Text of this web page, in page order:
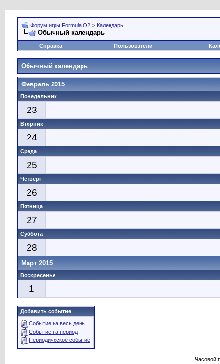
Форум игры Formula O2 > Календарь
Обычный календарь
Справка Пользователи
Обычный календарь
Февраль 2015
Понедельник
23
Вторник
24
Среда
25
Четверг
26
Пятница
27
Суббота
28
Март 2015
Воскресенье
1
Добавить событие
Событие на весь день
Событие на период
Периодическое событие
Часовой